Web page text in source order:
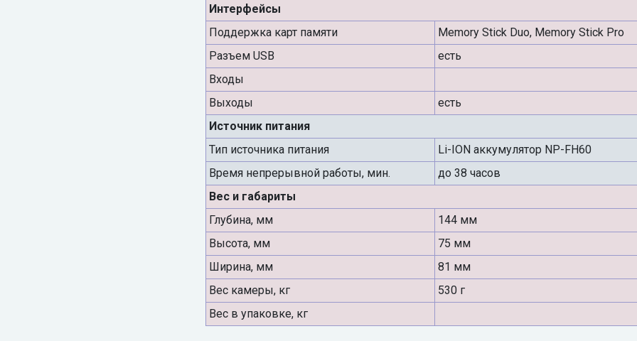
Интерфейсы
Поддержка карт памяти
Memory Stick Duo, Memory Stick Pro
Разъем USB
есть
Входы
Выходы
есть
Источник питания
Тип источника питания
Li-ION аккумулятор NP-FH60
Время непрерывной работы, мин.
до 38 часов
Вес и габариты
Глубина, мм
144 мм
Высота, мм
75 мм
Ширина, мм
81 мм
Вес камеры, кг
530 г
Вес в упаковке, кг